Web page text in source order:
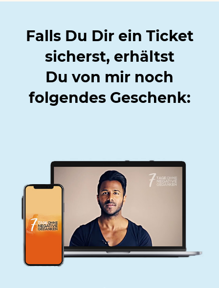
Falls Du Dir ein Ticket
sicherst, erhältst
Du von mir noch
folgendes Geschenk: